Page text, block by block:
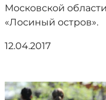
Московской
«Лосиный остров».
12.04.2017